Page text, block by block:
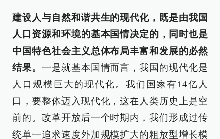
建设人与自然和谐共生的现代化，既是由我国
人口资源和环境的基本国情决定的，同时也是
中国特色社会主义总体布局丰富和发展的必然
结果。 一是就基本国情而言，我国的现代化是
人口规模巨大的现代化。我们国家有14亿人
口，要整体迈入现代化，这在人类历史上是空
前的。改革开放后一个时期内，我们形成过传
统单一追求速度外加规模扩大的粗放型增长模